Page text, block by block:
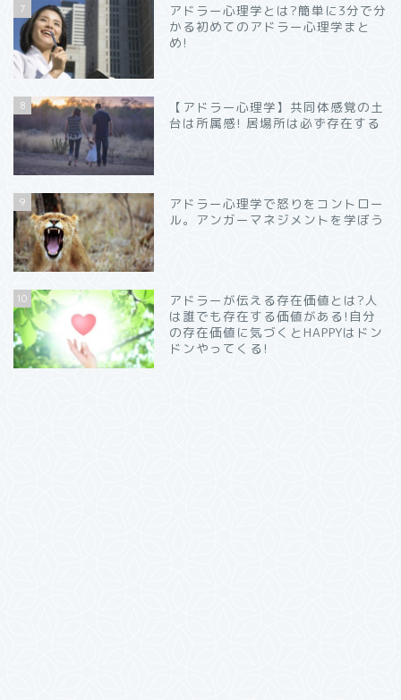
7
アドラー心理学とは?簡単に3分で分
かる初めてのアドラー心理学まと
め!
8
【アドラー心理学】共同体感覚の土
台は所属感! 居場所は必ず存在する
9
アドラー心理学で怒りをコントロー
ル。アンガーマネジメントを学ぼう
10
アドラーが伝える存在価値とは?人
は誰でも存在する価値がある!自分
の存在価値に気づくとHAPPYはドン
ドンやってくる!